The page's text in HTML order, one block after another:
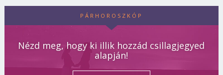
PÁRHOROSZKÓP
Nézd meg, hogy ki illik hozzád csillagjegyed
alapján!